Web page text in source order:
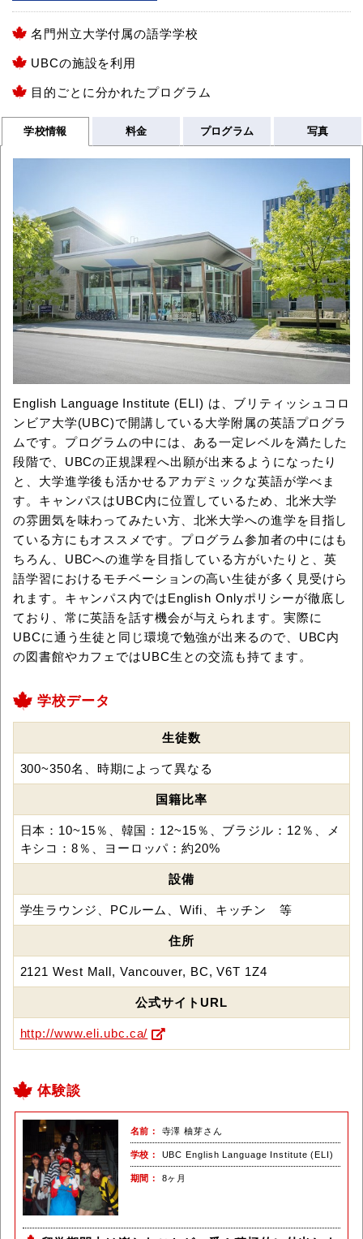
名門州立大学付属の語学学校
UBCの施設を利用
目的ごとに分かれたプログラム
学校情報 料金 プログラム 写真
English Language Institute (ELI) は、ブリティッシュコロ
ンビア大学(UBC)で開講している大学附属の英語プログラ
ムです。プログラムの中には、ある一定レベルを満たした
段階で、UBCの正規課程へ出願が出来るようになったり
と、大学進学後も活かせるアカデミックな英語が学べま
す。キャンパスはUBC内に位置しているため、北米大学
の雰囲気を味わってみたい方、北米大学への進学を目指し
ている方にもオススメです。プログラム参加者の中にはも
ちろん、UBCへの進学を目指している方がいたりと、英
語学習におけるモチベーションの高い生徒が多く見受けら
れます。キャンパス内ではEnglish Onlyポリシーが徹底し
ており、常に英語を話す機会が与えられます。実際に
UBCに通う生徒と同じ環境で勉強が出来るので、UBC内
の図書館やカフェではUBC生との交流も持てます。
学校データ
生徒数
300~350名、時期によって異なる
国籍比率
日本：10~15％、韓国：12~15％、ブラジル：12％、メ
キシコ：8％、ヨーロッパ：約20%
設備
学生ラウンジ、PCルーム、Wifi、キッチン 等
住所
2121 West Mall, Vancouver, BC, V6T 1Z4
公式サイトURL
http://www.eli.ubc.ca/
体験談
名前 寺澤 柚芽さん
学校 UBC English Language Institute (ELI)
期間 8ヶ月